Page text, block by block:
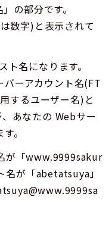
の部分です。
数字)と表示されて
名になります。
バーアカウント名(FT
するユーザー名)と
あなたの Webサー
。
が「www.9999sakur
名が「abetatsuya」